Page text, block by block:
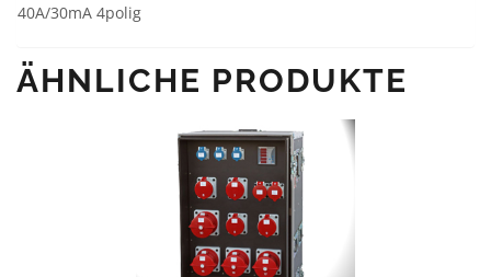
40A/30mA 4polig
ÄHNLICHE PRODUKTE